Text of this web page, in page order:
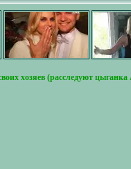
хозяев (расследуют